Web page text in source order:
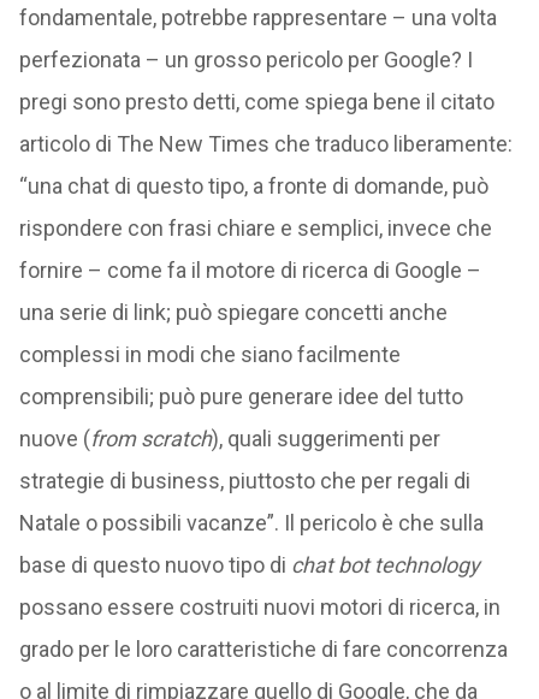
fondamentale, potrebbe rappresentare – una volta
perfezionata – un grosso pericolo per Google? I
pregi sono presto detti, come spiega bene il citato
articolo di The New Times che traduco liberamente:
“una chat di questo tipo, a fronte di domande, può
rispondere con frasi chiare e semplici, invece che
fornire – come fa il motore di ricerca di Google –
una serie di link; può spiegare concetti anche
complessi in modi che siano facilmente
comprensibili; può pure generare idee del tutto
nuove (from scratch), quali suggerimenti per
strategie di business, piuttosto che per regali di
Natale o possibili vacanze”. Il pericolo è che sulla
base di questo nuovo tipo di chat bot technology
possano essere costruiti nuovi motori di ricerca, in
grado per le loro caratteristiche di fare concorrenza
o al limite di rimpiazzare quello di Google, che da